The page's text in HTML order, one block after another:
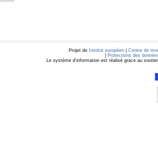
Projet de Institut européen
Centre de
Protections des
Le système d'information est réalisé grace au